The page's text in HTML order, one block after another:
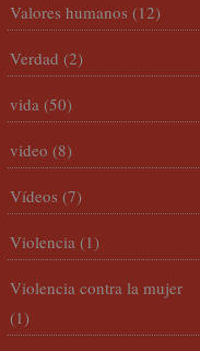
Valores humanos (12)
Verdad (2)
vida (50)
video (8)
Vídeos (7)
Violencia (1)
Violencia contra la mujer
(1)